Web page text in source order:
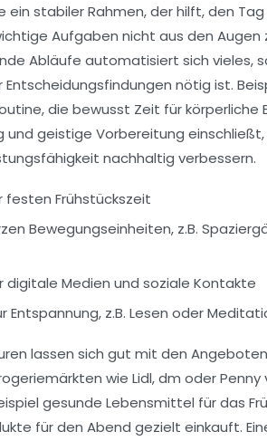
ein stabiler Rahmen, der hilft, den Tag
Aufgaben nicht aus den Augen
Abläufe automatisiert sich vieles,
Entscheidungsfindungen nötig ist.
die bewusst Zeit für körperliche
und geistige Vorbereitung
nachhaltig verbessern.
festen Frühstückszeit
Bewegungseinheiten, z.B.
digitale Medien und soziale Kontakte
Entspannung, z.B. Lesen oder
lassen sich gut mit den
wie Lidl, dm oder Penny
gesunde Lebensmittel für das
für den Abend gezielt einkauft.